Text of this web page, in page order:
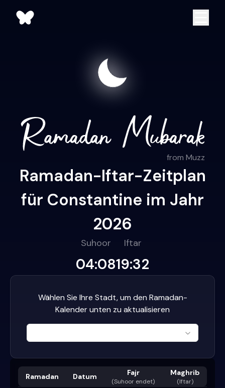
from Muzz
Ramadan-Iftar-Zeitplan
für Constantine im Jahr
2026
Suhoor
04:08
Iftar
19:32
Wählen Sie Ihre Stadt, um den Ramadan-
Kalender unten zu aktualisieren
Ramadan Datum Fajr
(Suhoor endet)
Maghrib
(Iftar)